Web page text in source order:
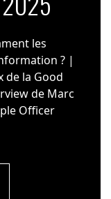
les
? |
de la Good
de Marc
Officer